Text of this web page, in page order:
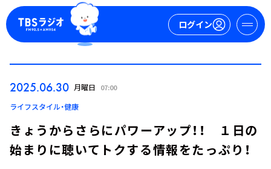
ログイン
ログイン
2025.06.30 月曜日 07:00
ライフスタイル・健康
きょうからさらにパワーアップ！！ １日の
始まりに聴いてトクする情報をたっぷり！